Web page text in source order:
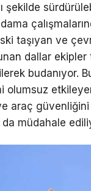
şekilde
taşıyan ve
dallar ekipler
budanıyor.
olumsuz
araç
müdahale